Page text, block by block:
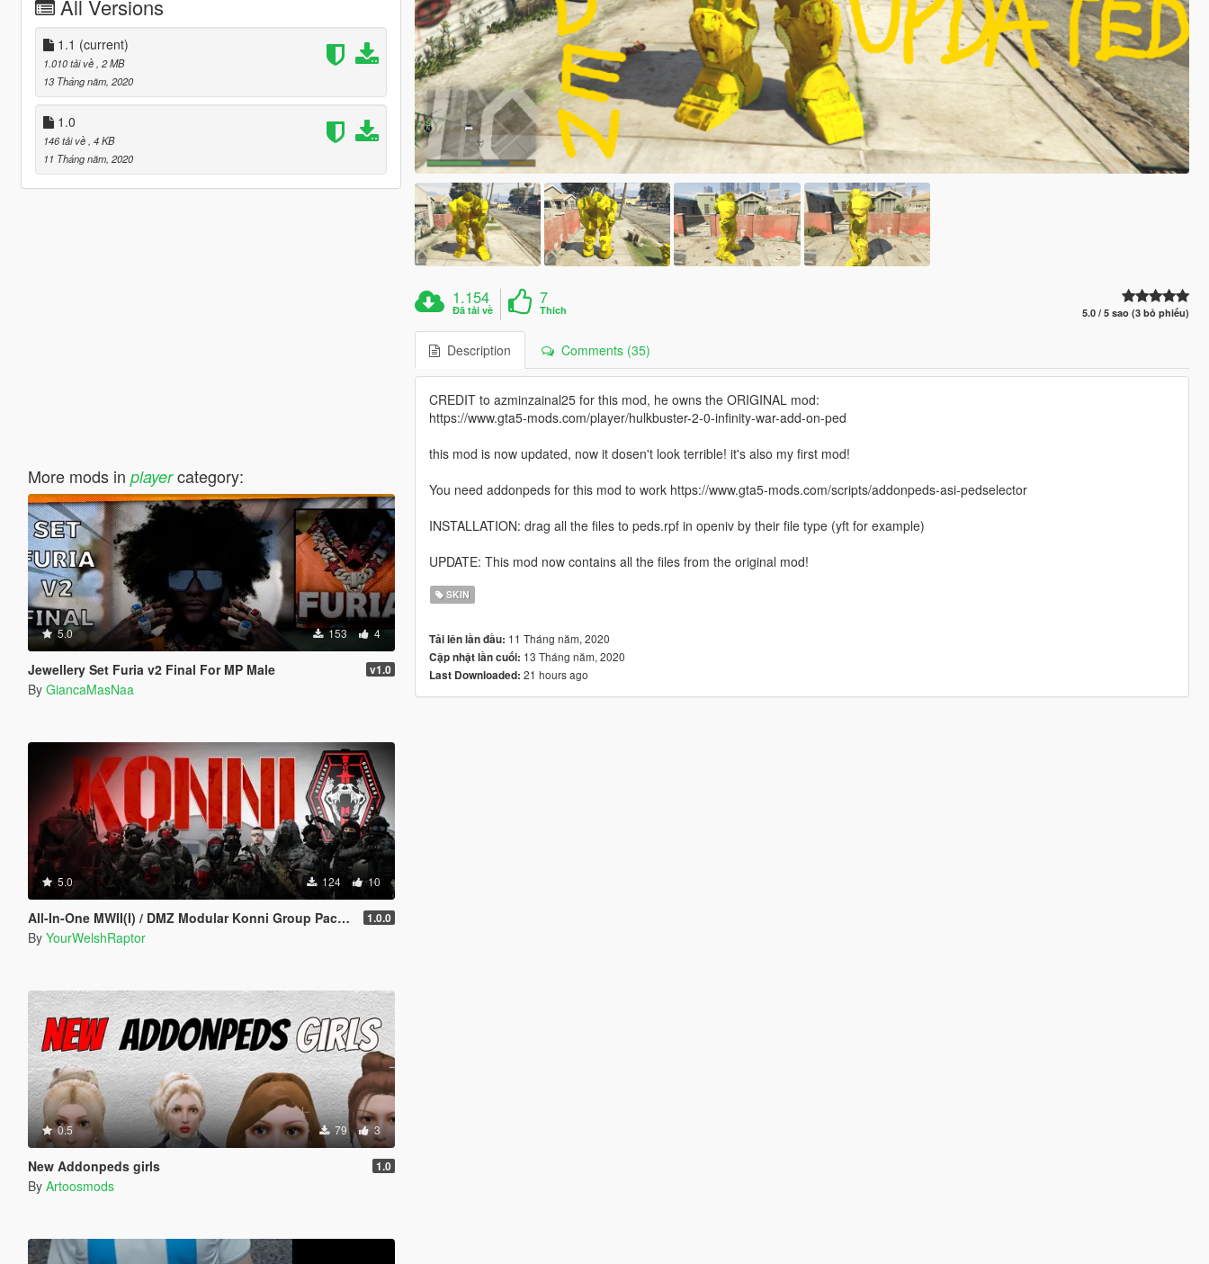
All Versions
1.1 (current)
1.010 tải về , 2 MB
13 Tháng năm, 2020
1.0
146 tải về , 4 KB
11 Tháng năm, 2020
More mods in playercategory:
5.0 153 4
Jewellery Set Furia v2 Final For MP Male v1.0
By GiancaMasNaa
5.0 124 10
All-In-One MWII(I) / DMZ Modular Konni Group Pack [Add-On Ped & MP Male] 1.0.0
By YourWelshRaptor
0.5 79 3
New Addonpeds girls 1.0
By Artoosmods
1.154
Đã tải về
7
Thích 5.0 / 5 sao (3 bỏ phiếu)
Description Comments (35)
CREDIT to azminzainal25 for this mod, he owns the ORIGINAL mod:
https://www.gta5-mods.com/player/hulkbuster-2-0-infinity-war-add-on-ped
this mod is now updated, now it dosen't look terrible! it's also my first mod!
You need addonpeds for this mod to work https://www.gta5-mods.com/scripts/addonpeds-asi-pedselector
INSTALLATION: drag all the files to peds.rpf in openiv by their file type (yft for example)
UPDATE: This mod now contains all the files from the original mod!
SKIN
Tải lên lần đầu: 11 Tháng năm, 2020
Cập nhật lần cuối: 13 Tháng năm, 2020
Last Downloaded: 21 hours ago